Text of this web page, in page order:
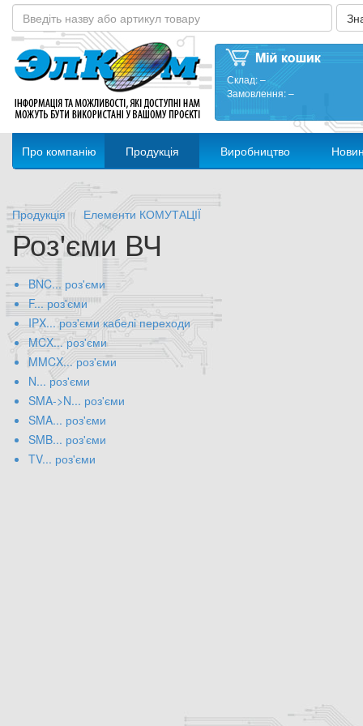
Склад:–
Замовлення:–
Про компанію Продукція Виробництво
Продукція Елементи КОМУТАЦІЇ
Роз'єми ВЧ
BNC... роз'єми
F... роз'єми
IPX... роз'єми кабелі переходи
MCX... роз'єми
MMCX... роз'єми
N... роз'єми
SMA->N... роз'єми
SMA... роз'єми
SMB... роз'єми
TV... роз'єми